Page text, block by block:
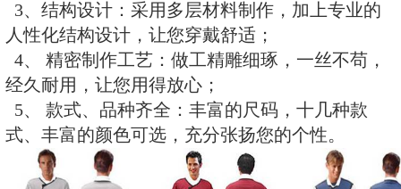
一、长袖、半袖、无袖射线防护服
1、防护铅皮：柔软防护材料；
2、防护性能佳：铅分布均匀；提
0.35/0.5mmPb铅当量； 耐磨、易
3、结构设计：采用多层材料制作